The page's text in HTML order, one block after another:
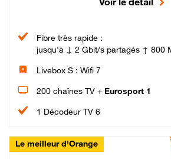
Fibre très rapide :
jusqu'à ↓ 2 Gbit/s partagés ↑ 800
Livebox S : Wifi 7
200 chaînes TV + Eurosport 1
1 Décodeur TV 6
Le meilleur d'Orange